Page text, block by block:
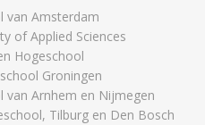
van Amsterdam
of Applied Sciences
Hogeschool
Groningen
van Arnhem en Nijmegen
Tilburg en Den Bosch